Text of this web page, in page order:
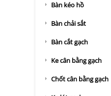
Bàn kéo hồ
Bàn chải sắt
Bàn cắt gạch
Ke cân bằng gạch
Chốt cân bằng gạch